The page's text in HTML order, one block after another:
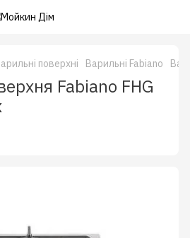
поверхні Варильні Fabiano
Fabiano FHG